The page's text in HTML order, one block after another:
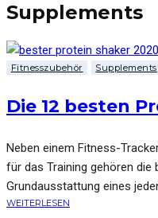
Supplements
Fitnesszubehör Supplements
Die 12 besten
Neben einem Fitness-
für das Training gehören die
Grundausstattung eines
WEITERLESEN